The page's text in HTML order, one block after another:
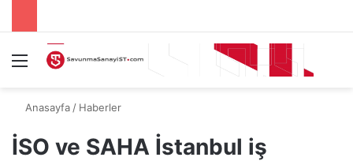
Menü
Anasayfa / Haberler
İSO ve SAHA İstanbul iş